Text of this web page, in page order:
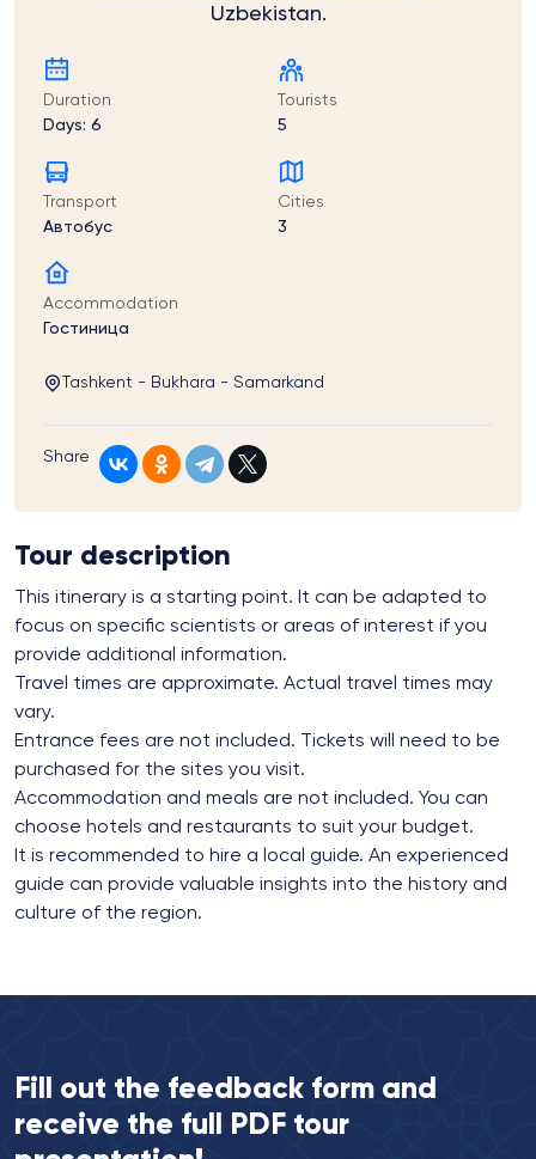
Uzbekistan.
Duration
Days: 6
Tourists
5
Transport
Автобус
Cities
3
Accommodation
Гостиница
Tashkent - Bukhara - Samarkand
Share
Tour description
This itinerary is a starting point. It can be adapted to
focus on specific scientists or areas of interest if you
provide additional information.
Travel times are approximate. Actual travel times may
vary.
Entrance fees are not included. Tickets will need to be
purchased for the sites you visit.
Accommodation and meals are not included. You can
choose hotels and restaurants to suit your budget.
It is recommended to hire a local guide. An experienced
guide can provide valuable insights into the history and
culture of the region.
Fill out the feedback form and
receive the full PDF tour